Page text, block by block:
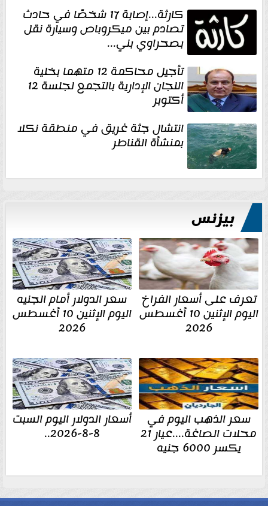
كارثة...إصابة 17 شخصًا في حادث
تصادم بين ميكروباص وسيارة نقل
بصحراوي بني...
تأجيل محاكمة 12 متهما بخلية
اللجان الإدارية بالتجمع لجلسة 12
أكتوبر
انتشال جثة غريق في منطقة نكلا
بمنشأة القناطر
بيزنس
تعرف على أسعار الفراخ
اليوم الإثنين 10 أغسطس
2026
سعر الدولار أمام الجنيه
اليوم الإثنين 10 أغسطس
2026
سعر الذهب اليوم في
محلات الصاغة....عيار 21
يكسر 6000 جنيه
أسعار الدولار اليوم السبت
8-8-2026..